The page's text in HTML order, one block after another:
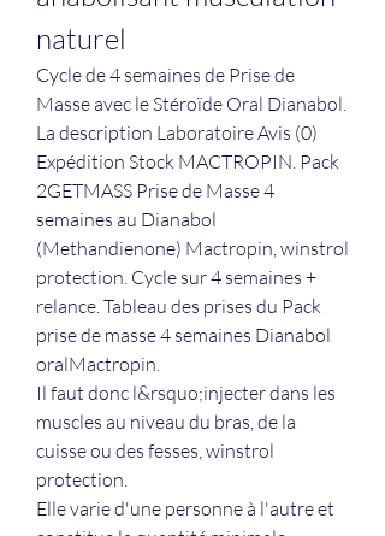
naturel
Cycle de 4 semaines de Prise de
Masse avec le Stéroïde Oral Dianabol.
La description Laboratoire Avis (0)
Expédition Stock MACTROPIN. Pack
2GETMASS Prise de Masse 4
semaines au Dianabol
(Methandienone) Mactropin, winstrol
protection. Cycle sur 4 semaines +
relance. Tableau des prises du Pack
prise de masse 4 semaines Dianabol
oralMactropin.
Il faut donc l&rsquo;injecter dans les
muscles au niveau du bras, de la
cuisse ou des fesses, winstrol
protection.
Elle varie d'une personne à l'autre et